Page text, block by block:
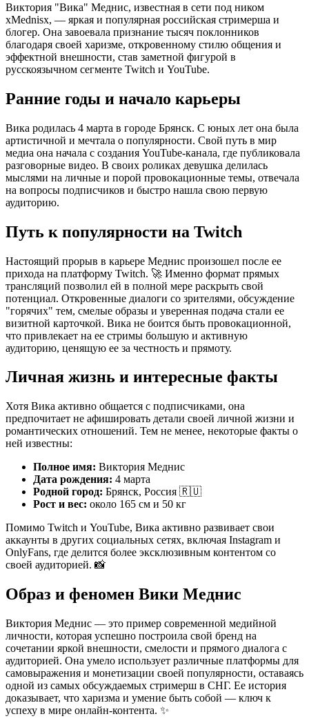
Виктория "Вика" Меднис, известная в сети под ником
xMednisx, — яркая и популярная российская стримерша и
блогер. Она завоевала признание тысяч поклонников
благодаря своей харизме, откровенному стилю общения и
эффектной внешности, став заметной фигурой в
русскоязычном сегменте Twitch и YouTube.
Ранние годы и начало карьеры
Вика родилась 4 марта в городе Брянск. С юных лет она была
артистичной и мечтала о популярности. Свой путь в мир
медиа она начала с создания YouTube-канала, где публиковала
разговорные видео. В своих роликах девушка делилась
мыслями на личные и порой провокационные темы, отвечала
на вопросы подписчиков и быстро нашла свою первую
аудиторию.
Путь к популярности на Twitch
Настоящий прорыв в карьере Меднис произошел после ее
прихода на платформу Twitch. 🚀 Именно формат прямых
трансляций позволил ей в полной мере раскрыть свой
потенциал. Откровенные диалоги со зрителями, обсуждение
"горячих" тем, смелые образы и уверенная подача стали ее
визитной карточкой. Вика не боится быть провокационной,
что привлекает на ее стримы большую и активную
аудиторию, ценящую ее за честность и прямоту.
Личная жизнь и интересные факты
Хотя Вика активно общается с подписчиками, она
предпочитает не афишировать детали своей личной жизни и
романтических отношений. Тем не менее, некоторые факты о
ней известны:
Полное имя: Виктория Меднис
Дата рождения: 4 марта
Родной город: Брянск, Россия 🇷🇺
Рост и вес: около 165 см и 50 кг
Помимо Twitch и YouTube, Вика активно развивает свои
аккаунты в других социальных сетях, включая Instagram и
OnlyFans, где делится более эксклюзивным контентом со
своей аудиторией. 📸
Образ и феномен Вики Меднис
Виктория Меднис — это пример современной медийной
личности, которая успешно построила свой бренд на
сочетании яркой внешности, смелости и прямого диалога с
аудиторией. Она умело использует различные платформы для
самовыражения и монетизации своей популярности, оставаясь
одной из самых обсуждаемых стримерш в СНГ. Ее история
доказывает, что харизма и умение быть собой — ключ к
успеху в мире онлайн-контента. ✨